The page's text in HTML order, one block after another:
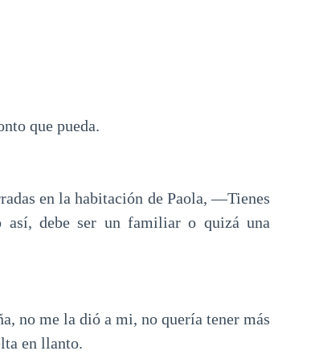
que pueda.
en la habitación de Paola, —Tienes
así, debe ser un familiar o quizá una
no me la dió a mi, no quería tener más
en llanto.